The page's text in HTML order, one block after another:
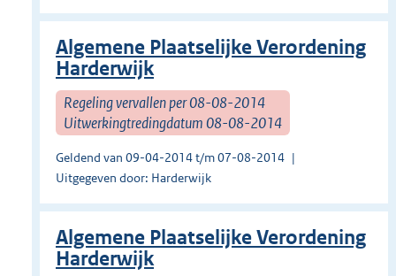
Algemene Plaatselijke Verordening
Harderwijk
Regeling vervallen per 08-08-2014
Uitwerkingtredingdatum 08-08-2014
Geldend van 09-04-2014 t/m 07-08-2014
Uitgegeven door: Harderwijk
Algemene Plaatselijke Verordening
Harderwijk